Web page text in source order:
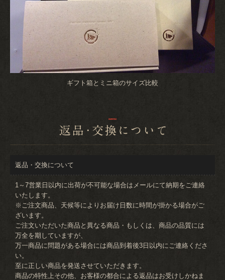
ギフト箱とミニ箱のサイズ比較
返品・交換について
1～7営業日以内に出荷が不可能な場合はメールにて納期をご連絡
いたします。
※ご注文商品、天候等によりお届け日数に時間が掛かる場合がご
ざいます。
ご注文いただいた商品と異なる商品・もしくは、商品の品質には
万全を期していますが、
万一商品に問題がある場合には商品到着後3日以内にご連絡くださ
い。
至に正しい商品を発送させていただきます。
商品の特性上その他、お客様の都合による返品はお受けしかねま